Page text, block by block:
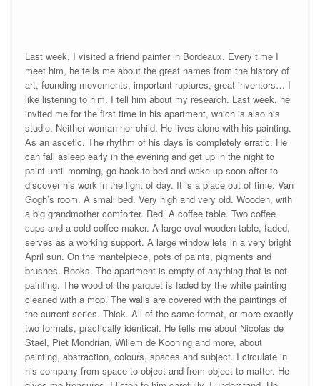
Last week, I visited a friend painter in Bordeaux. Every time I
meet him, he tells me about the great names from the history of
art, founding movements, important ruptures, great inventors… I
like listening to him. I tell him about my research. Last week, he
invited me for the first time in his apartment, which is also his
studio. Neither woman nor child. He lives alone with his painting.
As an ascetic. The rhythm of his days is completely erratic. He
can fall asleep early in the evening and get up in the night to
paint until morning, go back to bed and wake up soon after to
discover his work in the light of day. It is a place out of time. Van
Gogh’s room. A small bed. Very high and very old. Wooden, with
a big grandmother comforter. Red. A coffee table. Two coffee
cups and a cold coffee maker. A large oval wooden table, faded,
serves as a working support. A large window lets in a very bright
April sun. On the mantelpiece, pots of paints, pigments and
brushes. Books. The apartment is empty of anything that is not
painting. The wood of the parquet is faded by the white painting
cleaned with a mop. The walls are covered with the paintings of
the current series. Thick. All of the same format, or more exactly
two formats, practically identical. He tells me about Nicolas de
Staël, Piet Mondrian, Willem de Kooning and more, about
painting, abstraction, colours, spaces and subject. I circulate in
his company from space to object and from object to matter. He